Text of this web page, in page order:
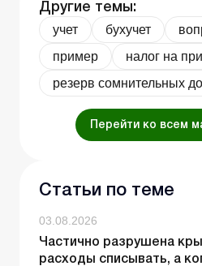
Другие темы:
учет бухучет
пример
налог на
резерв сомнительных
Перейти ко всем
Статьи по теме
03.08.2026
Частично разрушена
расходы списывать, а